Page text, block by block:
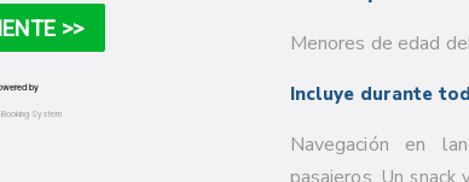
Menores de edad
Incluye durante
Navegación en
Un snack